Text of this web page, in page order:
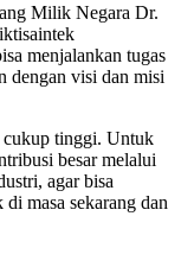
Milik Negara Dr.
menjalankan tugas
dengan visi dan misi
cukup tinggi. Untuk
besar melalui
agar bisa
masa sekarang dan